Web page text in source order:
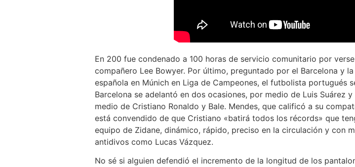
En 200 fue condenado a 100 horas de servicio comunitario por
compañero Lee Bowyer. Por último, preguntado por el Barcelona y
española en Múnich en Liga de Campeones, el futbolista portugués
Barcelona se adelantó en dos ocasiones, por medio de Luis Suárez
medio de Cristiano Ronaldo y Bale. Mendes, que calificó a su
está convendido de que Cristiano «batirá todos los récords» que
equipo de Zidane, dinámico, rápido, preciso en la circulación y con
antidivos como Lucas Vázquez.
No sé si alguien defendió el incremento de la longitud de los